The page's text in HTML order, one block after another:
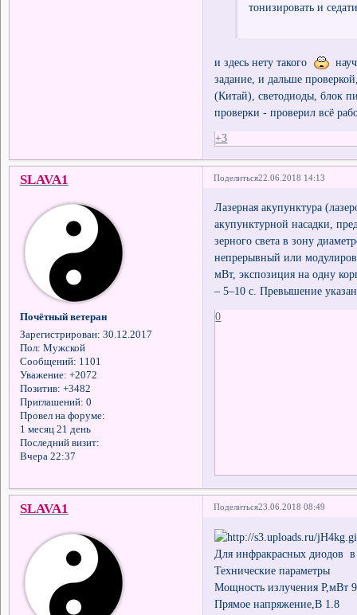
тонизировать и
и здесь нету такого
задание, и дальше
(Китай), светодиоды, блок
проверки - проверил всё
+3
Поделиться22.06.2018 14:13
SLAVA1
Почётный ветеран
Зарегистрирован: 30.12.2017
Пол: Мужской
Сообщений: 1101
Уважение: +2072
Позитив: +3482
Приглашений: 0
Провел на форуме:
1 месяц 21 день
Последний визит:
Вчера 22:37
Лазерная акупунктура
акупунктурной насадки,
зерного света в зону
непрерывный или
мВт, экспозиция на одну
– 5–10 с. Превышение
0
Поделиться23.06.2018 08:49
SLAVA1
Для инфракрасных диодов в
Технические параметры
Мощность излучения P,мВт 9
Прямое напряжение,В 1.8